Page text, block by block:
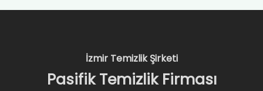
İzmir Temizlik Şirketi
Pasifik Temizlik Firması